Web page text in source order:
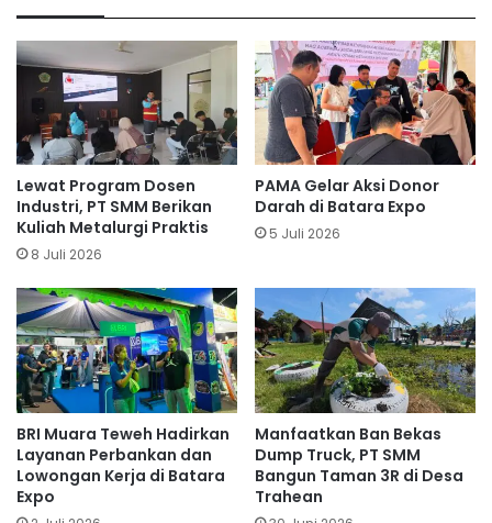
Lewat Program Dosen
Industri, PT SMM Berikan
Kuliah Metalurgi Praktis
8 Juli 2026
PAMA Gelar Aksi Donor
Darah di Batara Expo
5 Juli 2026
BRI Muara Teweh Hadirkan
Layanan Perbankan dan
Lowongan Kerja di Batara
Expo
Manfaatkan Ban Bekas
Dump Truck, PT SMM
Bangun Taman 3R di Desa
Trahean